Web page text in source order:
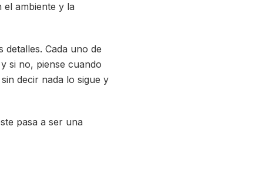
el ambiente y la
Cada uno de
si no, piense cuando
decir nada lo sigue y
pasa a ser una